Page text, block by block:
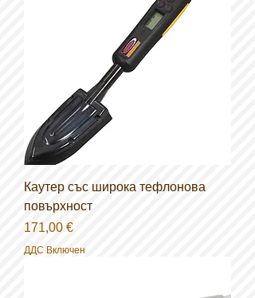
Каутер със широка тефлонова
повърхност
Цена
171,00 €
ДДС Включен